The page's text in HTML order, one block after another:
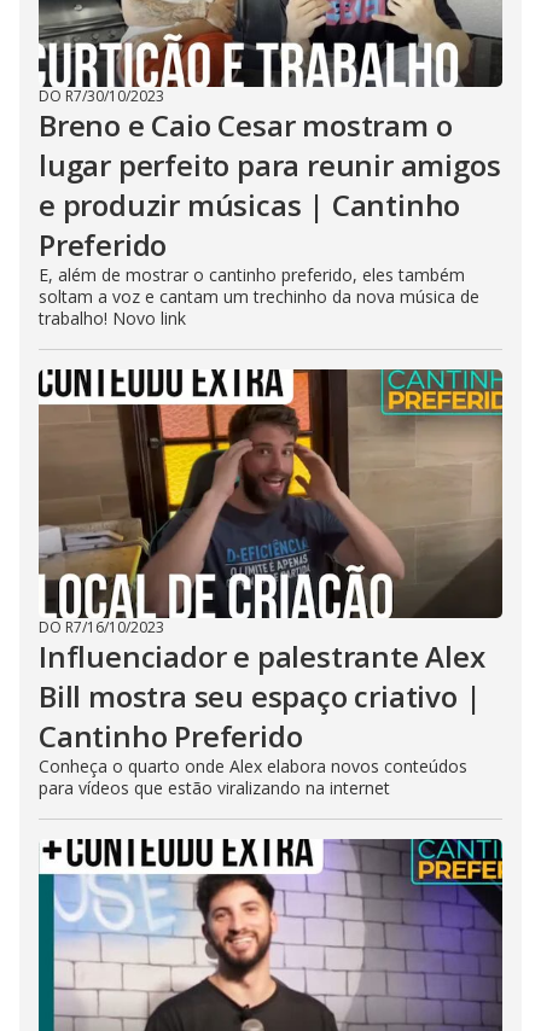
DO R7/30/10/2023
Breno e Caio Cesar mostram o
lugar perfeito para reunir amigos
e produzir músicas | Cantinho
Preferido
E, além de mostrar o cantinho preferido, eles também
soltam a voz e cantam um trechinho da nova música de
trabalho! Novo link
DO R7/16/10/2023
Influenciador e palestrante Alex
Bill mostra seu espaço criativo |
Cantinho Preferido
Conheça o quarto onde Alex elabora novos conteúdos
para vídeos que estão viralizando na internet